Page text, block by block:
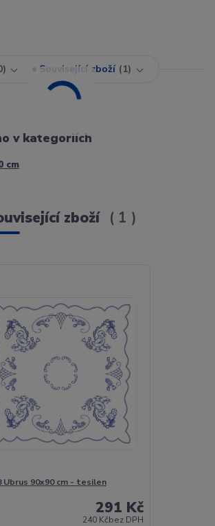
Související zboží 1
v kategoriích
cm
zboží 1
Ubrus 90x90 cm - tesilen
291 Kč
240 Kčbez DPH